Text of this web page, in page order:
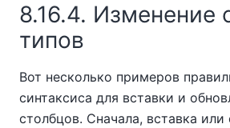
8.16.4. Изменение
типов
Вот несколько примеров
синтаксиса для вставки и
столбцов. Сначала, вставка или